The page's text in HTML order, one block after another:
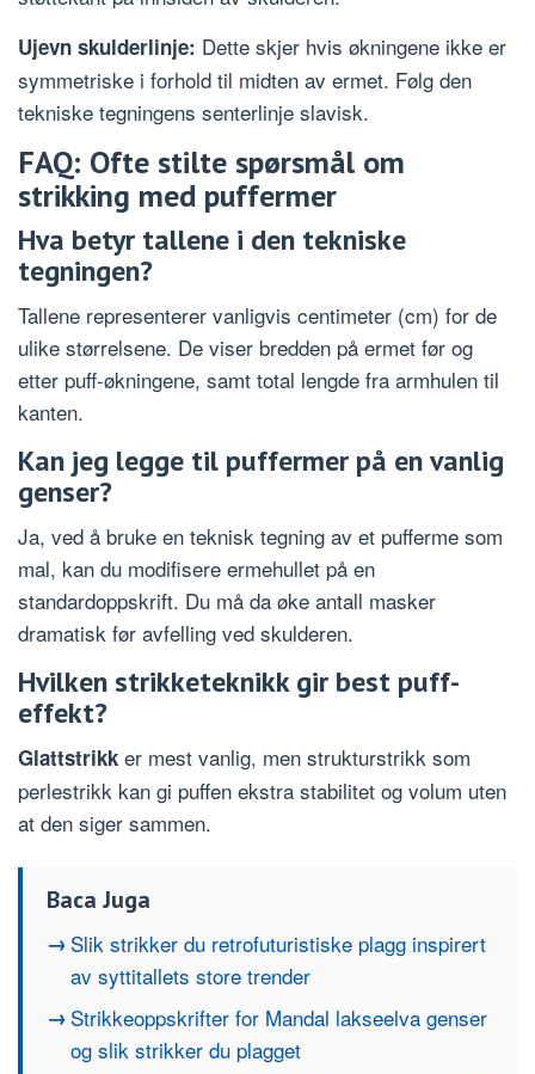
Ujevn skulderlinje: Dette skjer hvis økningene ikke er
symmetriske i forhold til midten av ermet. Følg den
tekniske tegningens senterlinje slavisk.
FAQ: Ofte stilte spørsmål om
strikking med puffermer
Hva betyr tallene i den tekniske
tegningen?
Tallene representerer vanligvis centimeter (cm) for de
ulike størrelsene. De viser bredden på ermet før og
etter puff-økningene, samt total lengde fra armhulen til
kanten.
Kan jeg legge til puffermer på en vanlig
genser?
Ja, ved å bruke en teknisk tegning av et pufferme som
mal, kan du modifisere ermehullet på en
standardoppskrift. Du må da øke antall masker
dramatisk før avfelling ved skulderen.
Hvilken strikketeknikk gir best puff-
effekt?
Glattstrikk er mest vanlig, men strukturstrikk som
perlestrikk kan gi puffen ekstra stabilitet og volum uten
at den siger sammen.
Baca Juga
Slik strikker du retrofuturistiske plagg inspirert
av syttitallets store trender
Strikkeoppskrifter for Mandal lakseelva genser
og slik strikker du plagget